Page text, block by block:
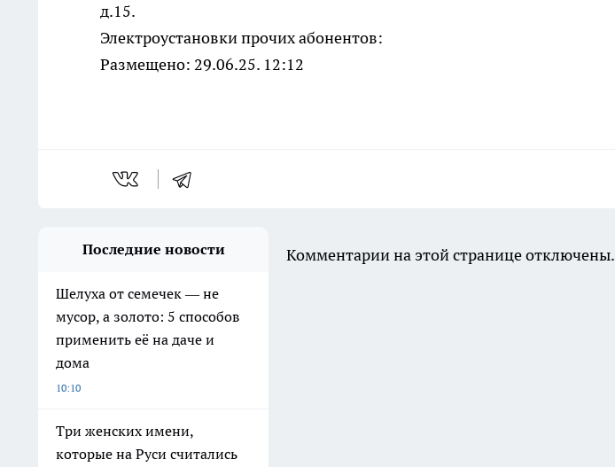
д.15.
Электроустановки прочих абонентов:
Размещено: 29.06.25. 12:12
Последние новости
Шелуха от семечек — не
мусор, а золото: 5 способов
применить её на даче и
дома
10:10
Три женских имени,
которые на Руси считались
Комментарии на этой странице отключены.